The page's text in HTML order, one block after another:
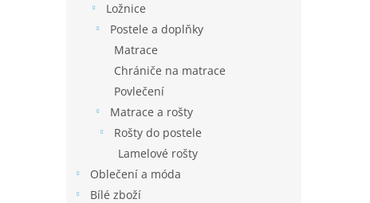
Ložnice
Postele a doplňky
Matrace
Chrániče na matrace
Povlečení
Matrace a rošty
Rošty do postele
Lamelové rošty
Oblečení a móda
Bílé zboží